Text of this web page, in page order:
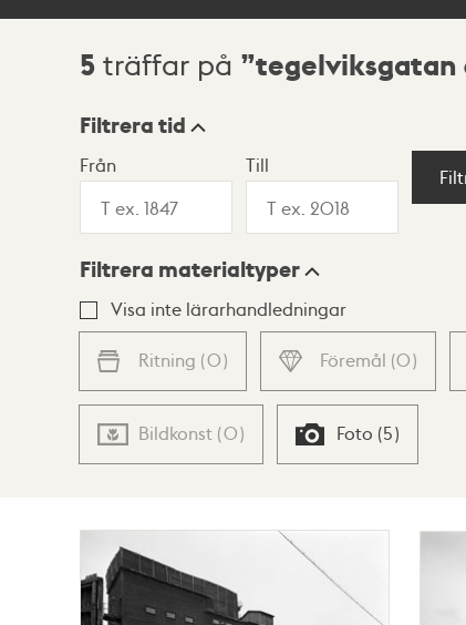
Sökresultat
5 träffar på tegelviksgatan
Visningsläge
Lista Karta
Filtrera tid
Från Till
Filtrera materialtyper
Visa inte lärarhandledningar
Ritning (0) Föremål (0)
Bildkonst (0) Foto (5)